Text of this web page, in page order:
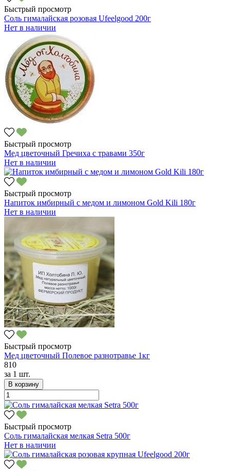
Быстрый просмотр
Соль гималайская розовая Ufeelgood 200г
Нет в наличии
Быстрый просмотр
Мед цветочный Гречиха с травами 350г
Нет в наличии
Быстрый просмотр
Напиток имбирный с медом и лимоном Gold Kili 180г
Нет в наличии
Быстрый просмотр
Мед цветочный Полевое разнотравье 1кг
810
за 1 шт.
В корзину
Быстрый просмотр
Соль гималайская мелкая Setra 500г
Нет в наличии